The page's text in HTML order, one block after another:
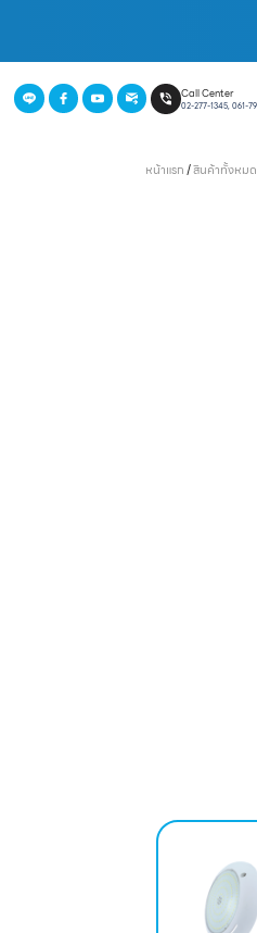
Call Center
02-277-1345, 061-
หน้าแรก/สินค้าทั้งหมด